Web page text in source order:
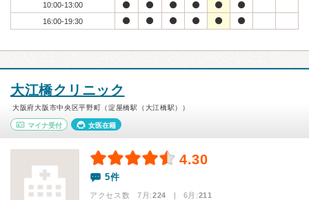
10:00-13:00
16:00-19:30
大江橋クリニック
大阪府大阪市中央区平野町（淀屋橋駅（大江橋駅））
マイナ受付 女医在籍
4.30
5件
アクセス数 7月:224 | 6月:211